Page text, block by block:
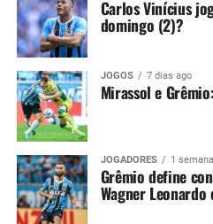
Embora o episódio tenha
Copa do Mundo, a punição
apenas agora. Por isso, o
em um confronto decisivo, no
Tricolor busca recuperação
Sul-Americana.
Kannemann
torcida
Carlos Vinícius
domingo (2)?
JOGOS 7 dias ago
Mirassol e
JOGADORES 1
Grêmio define
Wagner